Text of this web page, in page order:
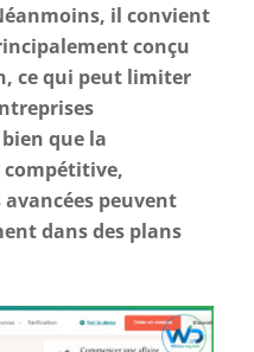
il convient
conçu
ce qui peut limiter
que la
peuvent
dans des plans